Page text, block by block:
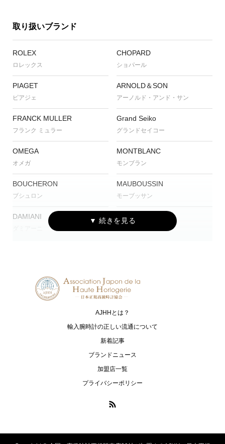
取り扱いブランド
ROLEX
ロレックス
CHOPARD
ショパール
PIAGET
ピアジェ
ARNOLD＆SON
アーノルド・アンド・サン
FRANCK MULLER
フランク ミュラー
Grand Seiko
グランドセイコー
OMEGA
オメガ
MONTBLANC
モンブラン
BOUCHERON
ブシュロン
MAUBOUSSIN
モーブッサン
DAMIANI CVSTOS
G-SHOCK
ジーショック
Baby-G
ベイビージー
CAMPANOLA
カンパノラ
セイコー
CITIZEN L
AJHHとは？
輸入腕時計の正しい流通について
新着記事
ブランドニュース
加盟店一覧
プライバシーポリシー